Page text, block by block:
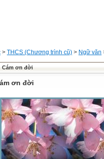
> THCS (Chương trình cũ) > Ngữ văn
Cám ơn đời
ơn đời